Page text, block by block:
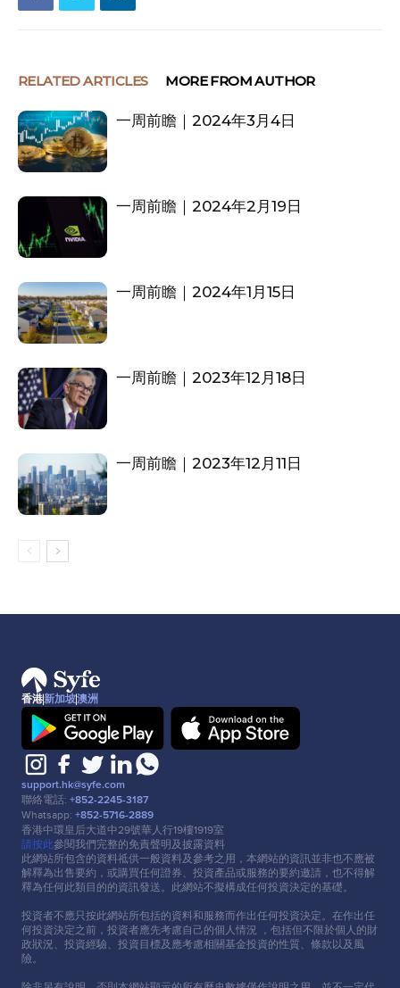
RELATED ARTICLES MORE FROM AUTHOR
一周前瞻｜2024年3月4日
一周前瞻｜2024年2月19日
一周前瞻｜2024年1月15日
一周前瞻｜2023年12月18日
一周前瞻｜2023年12月11日
香港新加坡澳洲
support.hk@syfe.com
聯絡電話: +852-2245-3187
Whatsapp: +852-5716-2889
香港中環皇后⼤道中29號華⼈⾏19樓1919室
請按此參閱我們完整的免責聲明及披露資料
此網站所包含的資料祗供⼀般資料及參考之⽤，本網站的資訊並非也不應被
解釋為出售要約，或購買任何證券、投資產品或服務的要約邀請，也不得解
釋為任何此類⽬的的資訊發送。此網站不擬構成任何投資決定的基礎。
投資者不應只按此網站所包括的資料和服務⽽作出任何投資決定。在作出任
何投資決定之前，投資者應先考慮⾃⼰的個⼈情況 ，包括但不限於個⼈的財
政狀況、投資經驗、投資⽬標及應考慮相關基⾦投資的性質、條款以及風
險。